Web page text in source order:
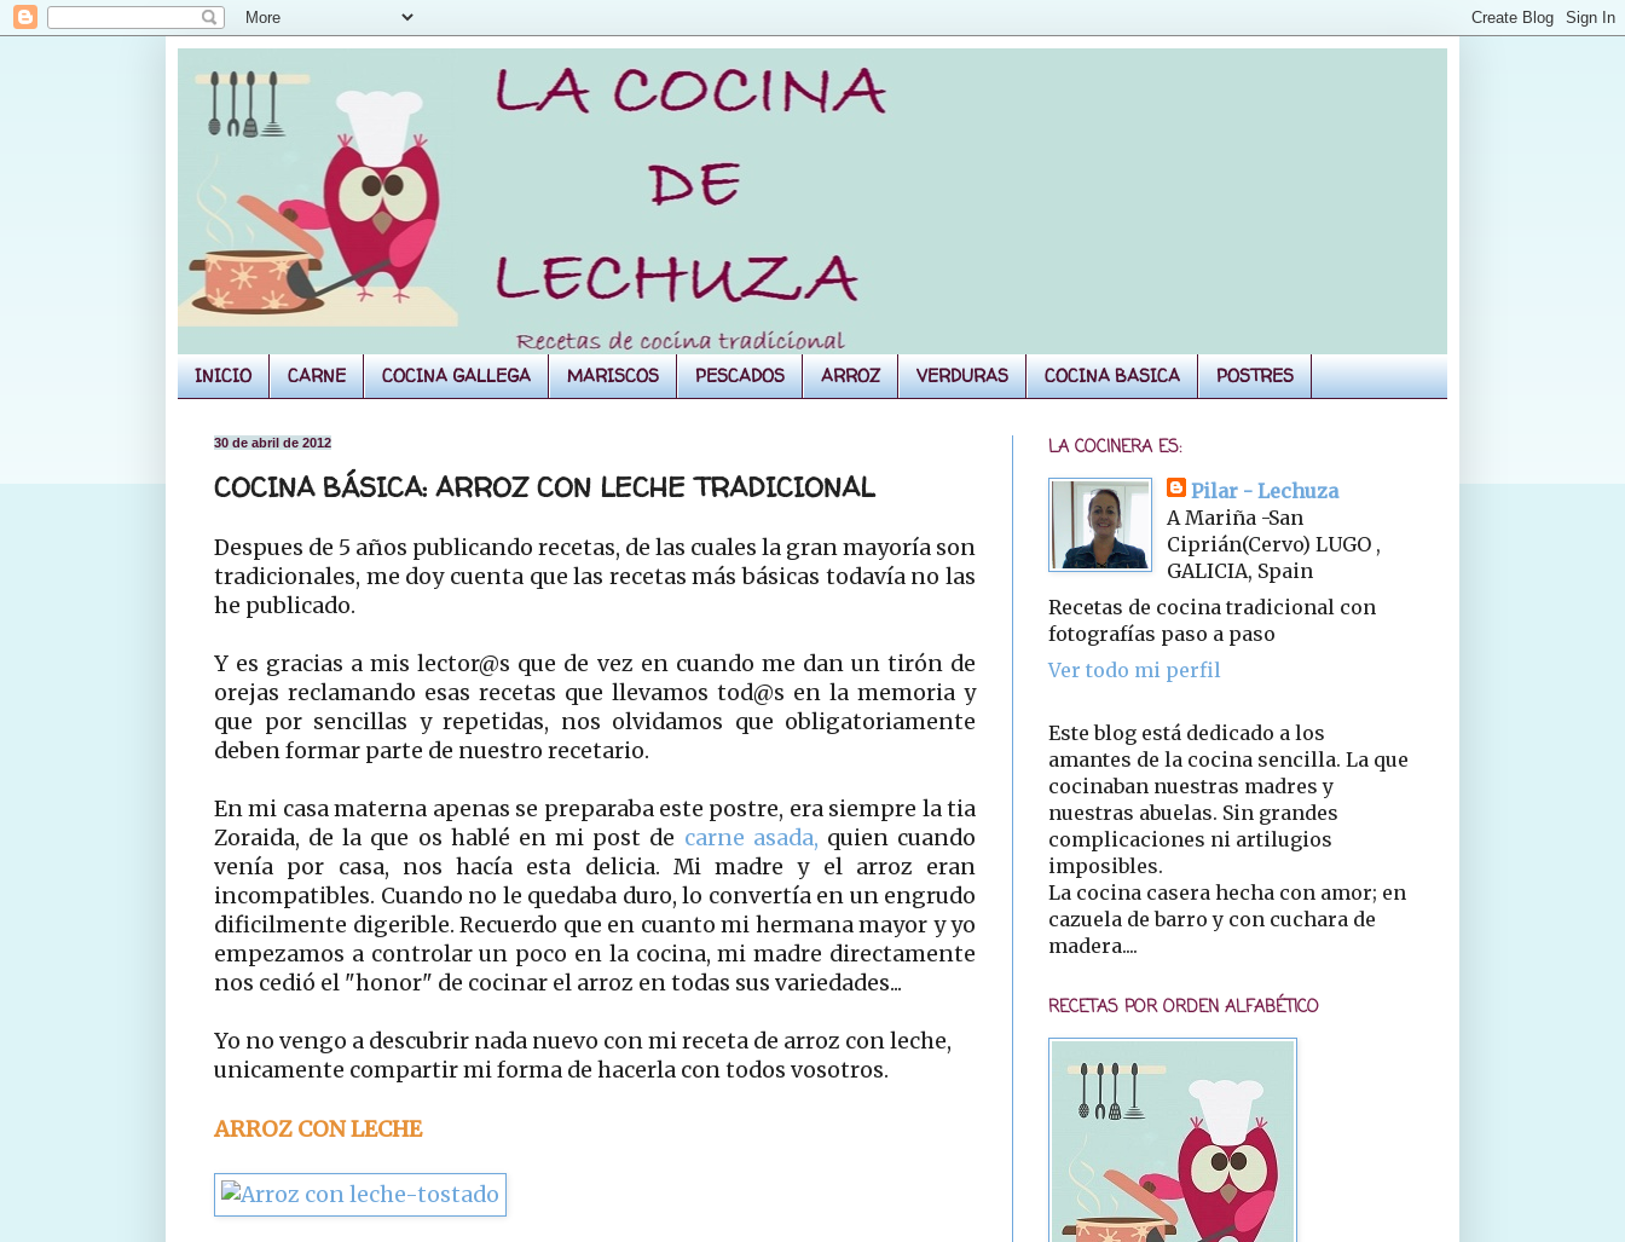
INICIO CARNE COCINA GALLEGA MARISCOS PESCADOS ARROZ VERDURAS COCINA BASICA POSTRES
30 de abril de 2012
COCINA BÁSICA: ARROZ CON LECHE TRADICIONAL
Despues de 5 años publicando recetas, de las cuales la gran mayoría son
tradicionales, me doy cuenta que las recetas más básicas todavía no las
he publicado.
Y es gracias a mis lector@s que de vez en cuando me dan un tirón de
orejas reclamando esas recetas que llevamos tod@s en la memoria y
que por sencillas y repetidas, nos olvidamos que obligatoriamente
deben formar parte de nuestro recetario.
En mi casa materna apenas se preparaba este postre, era siempre la tia
Zoraida, de la que os hablé en mi post de carne asada, quien cuando
venía por casa, nos hacía esta delicia. Mi madre y el arroz eran
incompatibles. Cuando no le quedaba duro, lo convertía en un engrudo
dificilmente digerible. Recuerdo que en cuanto mi hermana mayor y yo
empezamos a controlar un poco en la cocina, mi madre directamente
nos cedió el "honor" de cocinar el arroz en todas sus variedades...
Yo no vengo a descubrir nada nuevo con mi receta de arroz con leche,
unicamente compartir mi forma de hacerla con todos vosotros.
ARROZ CON LECHE
LA COCINERA ES:
Pilar - Lechuza
A Mariña -San
Ciprián(Cervo) LUGO ,
GALICIA, Spain
Recetas de cocina tradicional con
fotografías paso a paso
Ver todo mi perfil
Este blog está dedicado a los
amantes de la cocina sencilla. La que
cocinaban nuestras madres y
nuestras abuelas. Sin grandes
complicaciones ni artilugios
imposibles.
La cocina casera hecha con amor; en
cazuela de barro y con cuchara de
madera....
RECETAS POR ORDEN ALFABÉTICO